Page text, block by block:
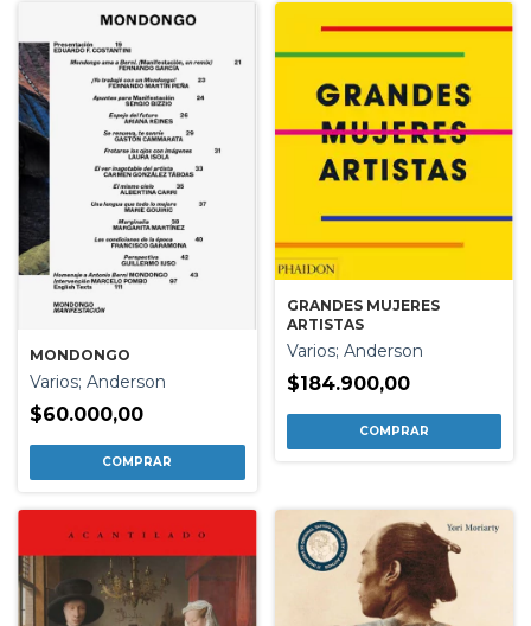
MONDONGO
Varios; Anderson
$60.000,00
GRANDES MUJERES
ARTISTAS
Varios; Anderson
$184.900,00